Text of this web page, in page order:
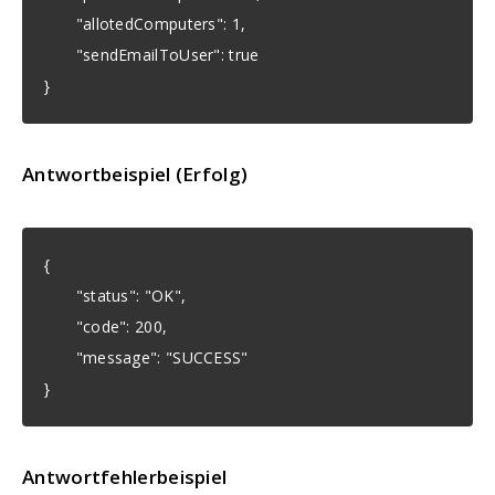
"allotedComputers": 1,
"sendEmailToUser": true
}
Antwortbeispiel (Erfolg)
{
"status": "OK",
"code": 200,
"message": "SUCCESS"
}
Antwortfehlerbeispiel